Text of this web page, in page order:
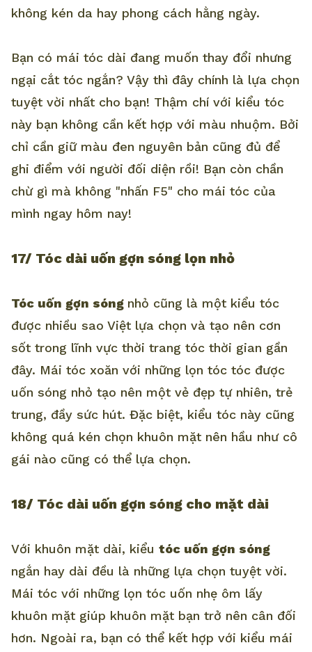
không kén da hay phong cách hằng ngày.
Bạn có mái tóc dài đang muốn thay đổi nhưng
ngại cắt tóc ngắn? Vậy thì đây chính là lựa chọn
tuyệt vời nhất cho bạn! Thậm chí với kiểu tóc
này bạn không cần kết hợp với màu nhuộm. Bởi
chỉ cần giữ màu đen nguyên bản cũng đủ để
ghi điểm với người đối diện rồi! Bạn còn chần
chừ gì mà không "nhấn F5" cho mái tóc của
mình ngay hôm nay!
17/ Tóc dài uốn gợn sóng lọn nhỏ
Tóc uốn gợn sóng nhỏ cũng là một kiểu tóc
được nhiều sao Việt lựa chọn và tạo nên cơn
sốt trong lĩnh vực thời trang tóc thời gian gần
đây. Mái tóc xoăn với những lọn tóc tóc được
uốn sóng nhỏ tạo nên một vẻ đẹp tự nhiên, trẻ
trung, đầy sức hút. Đặc biệt, kiểu tóc này cũng
không quá kén chọn khuôn mặt nên hầu như cô
gái nào cũng có thể lựa chọn.
18/ Tóc dài uốn gợn sóng cho mặt dài
Với khuôn mặt dài, kiểu tóc uốn gợn sóng
ngắn hay dài đều là những lựa chọn tuyệt vời.
Mái tóc với những lọn tóc uốn nhẹ ôm lấy
khuôn mặt giúp khuôn mặt bạn trở nên cân đối
hơn. Ngoài ra, bạn có thể kết hợp với kiểu mái